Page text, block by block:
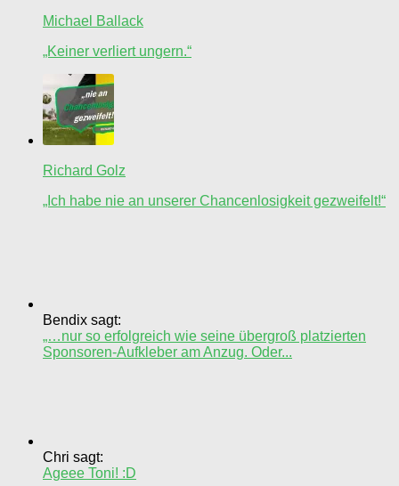
Michael Ballack
„Keiner verliert ungern.“
Richard Golz
„Ich habe nie an unserer Chancenlosigkeit gezweifelt!“
Bendix sagt:
„…nur so erfolgreich wie seine übergroß platzierten
Sponsoren-Aufkleber am Anzug. Oder...
Chri sagt:
Ageee Toni! :D